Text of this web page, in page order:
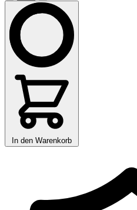
In den Warenkorb